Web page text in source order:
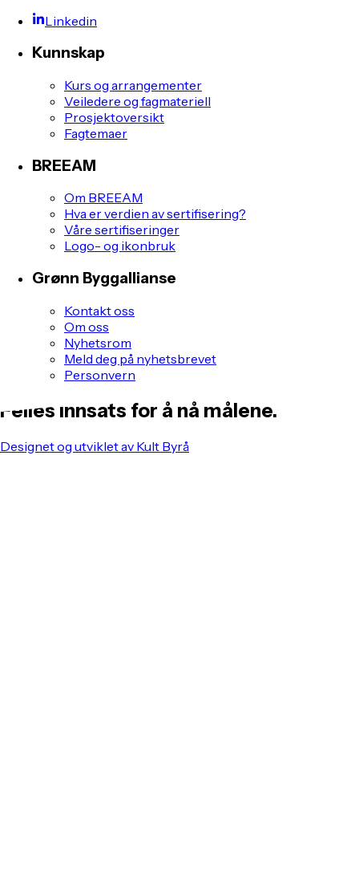
Linkedin
Kunnskap
Kurs og arrangementer
Veiledere og fagmateriell
Prosjektoversikt
Fagtemaer
BREEAM
Om BREEAM
Hva er verdien av sertifisering?
Våre sertifiseringer
Logo- og ikonbruk
Grønn Byggallianse
Kontakt oss
Om oss
Nyhetsrom
Meld deg på nyhetsbrevet
Personvern
Felles innsats for å nå målene.
Designet og utviklet av Kult Byrå